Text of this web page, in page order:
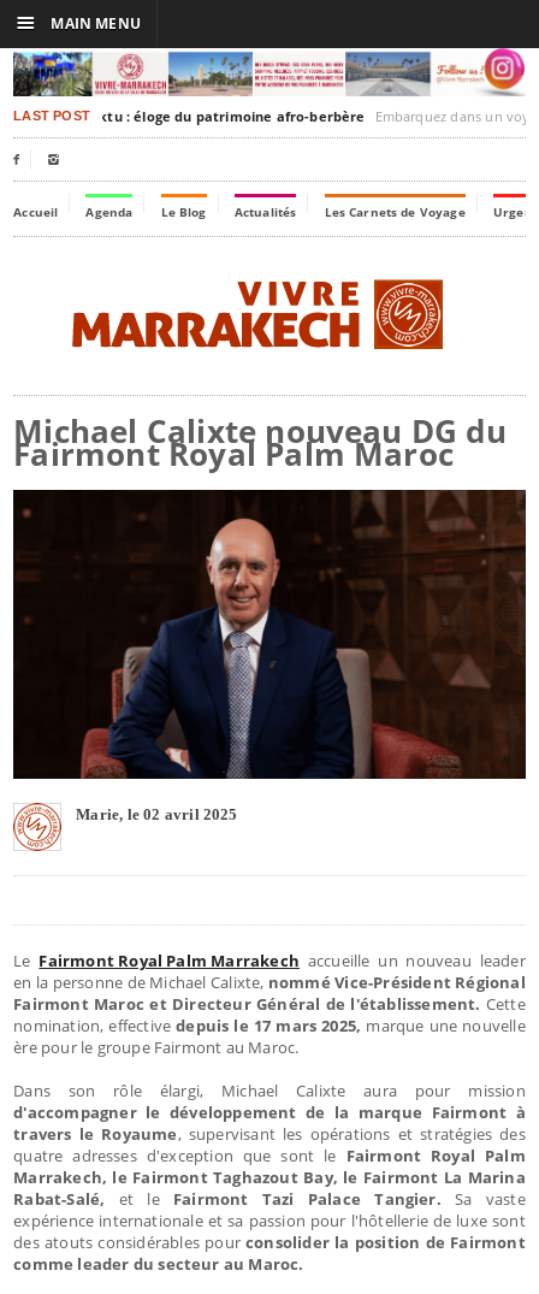
LAST POST
Timbuktu : éloge du patrimoine afro-berbère Embarquez dans un voyage culturel dans le
 
Accueil Agenda Le Blog Actualités Les Carnets de Voyage
Michael Calixte nouveau DG du
Fairmont Royal Palm Maroc
Marie, le 02 avril 2025
Le Fairmont Royal Palm Marrakech accueille un nouveau leader
en la personne de Michael Calixte, nommé Vice-Président Régional
Fairmont Maroc et Directeur Général de l'établissement. Cette
nomination, effectivedepuis le 17 mars 2025, marque une nouvelle
ère pour le groupe Fairmont au Maroc.
Dans son rôle élargi, Michael Calixte aura pour mission
d'accompagner le développement de la marque Fairmont à
travers le Royaume, supervisant les opérations et stratégies des
quatre adresses d'exception que sont le Fairmont Royal Palm
Marrakech, le Fairmont Taghazout Bay, le Fairmont La Marina
Rabat-Salé, et le Fairmont Tazi Palace Tangier. Sa vaste
expérience internationale et sa passion pour l'hôtellerie de luxe sont
des atouts considérables pourconsolider la position de Fairmont
comme leader du secteur au Maroc.
☰ MAIN MENU